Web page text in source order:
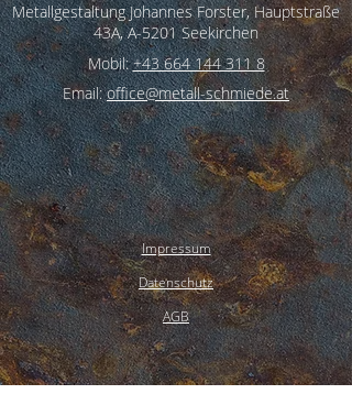
Metallgestaltung Johannes Forster,Hauptstraße
43A, A-5201 Seekirchen
Mobil:+43 664 144 311 8
Email:office@metall-schmiede.at
Impressum
Datenschutz
AGB